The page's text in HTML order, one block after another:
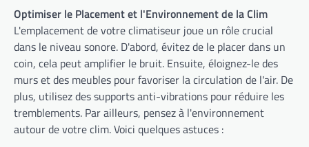
Optimiser le Placement et l'Environnement de la Clim
L'emplacement de votre climatiseur joue un rôle crucial
dans le niveau sonore. D'abord, évitez de le placer dans un
coin, cela peut amplifier le bruit. Ensuite, éloignez-le des
murs et des meubles pour favoriser la circulation de l'air. De
plus, utilisez des supports anti-vibrations pour réduire les
tremblements. Par ailleurs, pensez à l'environnement
autour de votre clim. Voici quelques astuces :